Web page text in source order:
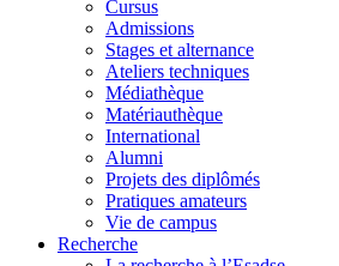
Cursus
Admissions
Stages et alternance
Ateliers techniques
Médiathèque
Matériauthèque
International
Alumni
Projets des diplômés
Pratiques amateurs
Vie de campus
Recherche